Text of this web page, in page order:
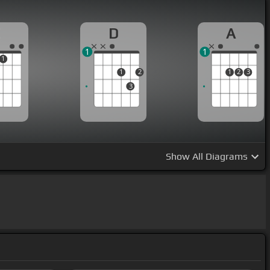
1
D
1
3
2
1
A
1 2 3
1
Show All Diagrams